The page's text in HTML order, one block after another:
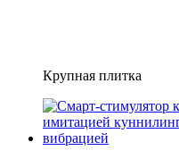
Крупная плитка